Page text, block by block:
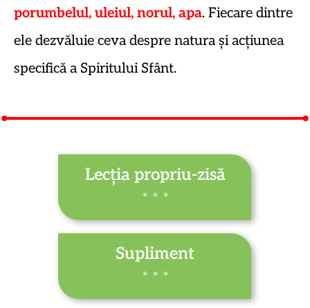
porumbelul, uleiul, norul, apa. Fiecare dintre
ele dezvăluie ceva despre natura și acțiunea
specifică a Spiritului Sfânt.
Lecția propriu-zisă
* * *
Supliment
* * *